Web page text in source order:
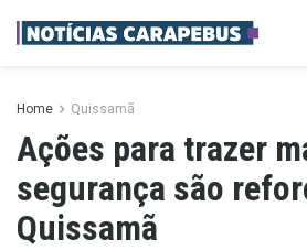
Home Quissamã
Ações para trazer
segurança são
Quissamã